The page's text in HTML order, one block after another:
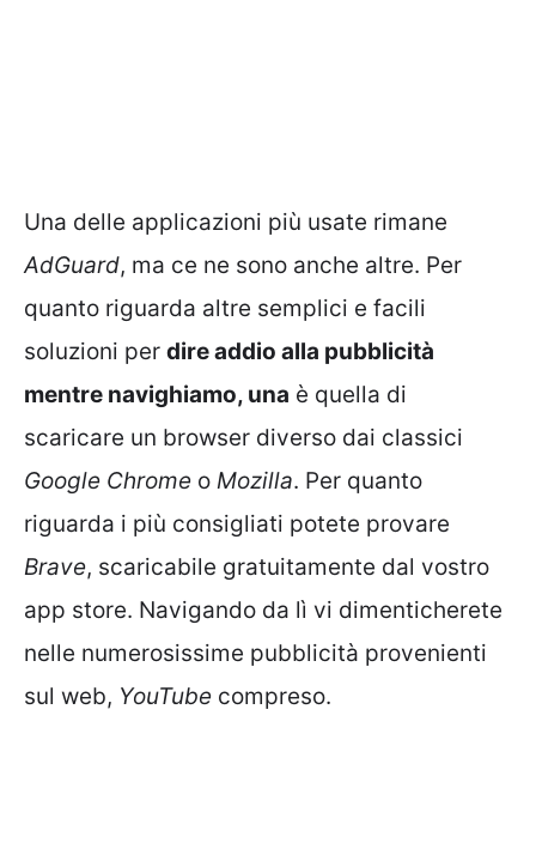
Una delle applicazioni più usate rimane
AdGuard, ma ce ne sono anche altre. Per
quanto riguarda altre semplici e facili
soluzioni per dire addio alla pubblicità
mentre navighiamo, una è quella di
scaricare un browser diverso dai classici
Google Chrome o Mozilla. Per quanto
riguarda i più consigliati potete provare
Brave, scaricabile gratuitamente dal vostro
app store. Navigando da lì vi dimenticherete
nelle numerosissime pubblicità provenienti
sul web, YouTube compreso.